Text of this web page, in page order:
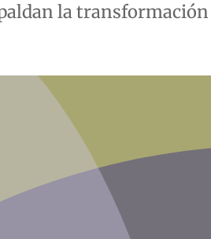
la transformación